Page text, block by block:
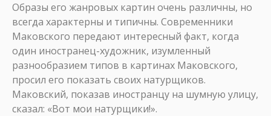
Образы его жанровых картин очень различны, но
всегда характерны и типичны. Современники
Маковского передают интересный факт, когда
один иностранец-художник, изумленный
разнообразием типов в картинах Маковского,
просил его показать своих натурщиков.
Маковский, показав иностранцу на шумную улицу,
сказал: «Вот мои натурщики!».